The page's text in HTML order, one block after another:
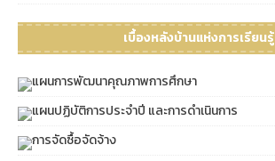
เบื้องหลังบ้านแห่งการเรียนรู้
แผนการพัฒนาคุณภาพการศึกษา
แผนปฏิบัติการประจำปี และการดำเนินการ
การจัดซื้อจัดจ้าง